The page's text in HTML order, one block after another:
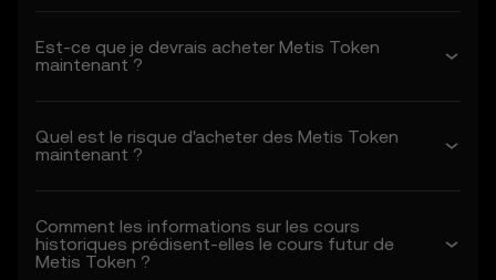
Est-ce que je devrais acheter Metis Token
maintenant ?
Quel est le risque d'acheter des Metis Token
maintenant ?
Comment les informations sur les cours
historiques prédisent-elles le cours futur de
Metis Token ?
des cours ou en les utilisant à quelque titre
que ce soit, vous reconnaissez ce qui suit :
confidentialité d'OKX et toutes les autres
transactions sur les actifs crypto.
- OKX n'est pas responsable des résultats
négatifs associés à votre utilisation des